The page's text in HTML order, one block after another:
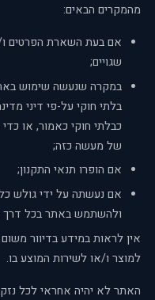
מהמקרים הבאים:
אם בעת השארת הפרטים ו/
שגויים;
במקרה שנעשה שימוש
בלתי חוקי על-פי דיני
כבלתי חוקי כאמור, או
של מעשה כזה;
אם הופרו תנאי התקנון;
אם נעשתה על ידי גולש
ולהשתמש באתר בכל דרך
אין לראות במידע בדיוור
למוצר ו/או לשירות המוצע בו.
האתר לא יהיה אחראי לכל